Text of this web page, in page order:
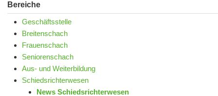
Bereiche
Geschäftsstelle
Breitenschach
Frauenschach
Seniorenschach
Aus- und Weiterbildung
Schiedsrichterwesen
News Schiedsrichterwesen